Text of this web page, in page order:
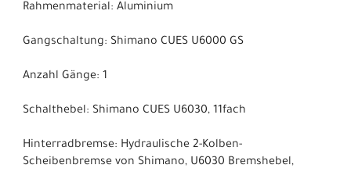
Rahmenmaterial: Aluminium
Gangschaltung: Shimano CUES U6000 GS
Anzahl Gänge: 1
Schalthebel: Shimano CUES U6030, 11fach
Hinterradbremse: Hydraulische 2-Kolben-
Scheibenbremse von Shimano, U6030 Bremshebel,